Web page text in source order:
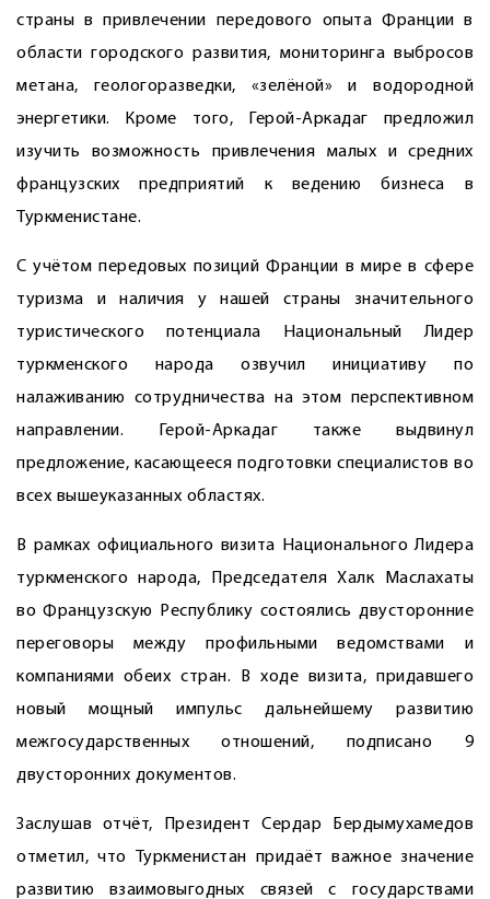
страны в привлечении передового опыта Франции в
области городского развития, мониторинга выбросов
метана, геологоразведки, «зелёной» и водородной
энергетики. Кроме того, Герой-Аркадаг предложил
изучить возможность привлечения малых и средних
французских предприятий к ведению бизнеса в
Туркменистане.
С учётом передовых позиций Франции в мире в сфере
туризма и наличия у нашей страны значительного
туристического потенциала Национальный Лидер
туркменского народа озвучил инициативу по
налаживанию сотрудничества на этом перспективном
направлении. Герой-Аркадаг также выдвинул
предложение, касающееся подготовки специалистов во
всех вышеуказанных областях.
В рамках официального визита Национального Лидера
туркменского народа, Председателя Халк Маслахаты
во Французскую Республику состоялись двусторонние
переговоры между профильными ведомствами и
компаниями обеих стран. В ходе визита, придавшего
новый мощный импульс дальнейшему развитию
межгосударственных отношений, подписано 9
двусторонних документов.
Заслушав отчёт, Президент Сердар Бердымухамедов
отметил, что Туркменистан придаёт важное значение
развитию взаимовыгодных связей с государствами